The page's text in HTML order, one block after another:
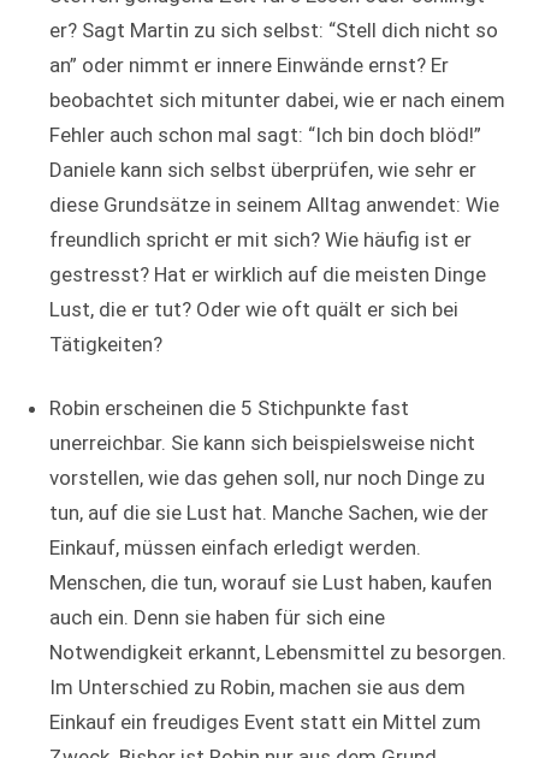
er? Sagt Martin zu sich selbst: “Stell dich nicht so
an” oder nimmt er innere Einwände ernst? Er
beobachtet sich mitunter dabei, wie er nach einem
Fehler auch schon mal sagt: “Ich bin doch blöd!”
Daniele kann sich selbst überprüfen, wie sehr er
diese Grundsätze in seinem Alltag anwendet: Wie
freundlich spricht er mit sich? Wie häufig ist er
gestresst? Hat er wirklich auf die meisten Dinge
Lust, die er tut? Oder wie oft quält er sich bei
Tätigkeiten?
Robin erscheinen die 5 Stichpunkte fast
unerreichbar. Sie kann sich beispielsweise nicht
vorstellen, wie das gehen soll, nur noch Dinge zu
tun, auf die sie Lust hat. Manche Sachen, wie der
Einkauf, müssen einfach erledigt werden.
Menschen, die tun, worauf sie Lust haben, kaufen
auch ein. Denn sie haben für sich eine
Notwendigkeit erkannt, Lebensmittel zu besorgen.
Im Unterschied zu Robin, machen sie aus dem
Einkauf ein freudiges Event statt ein Mittel zum